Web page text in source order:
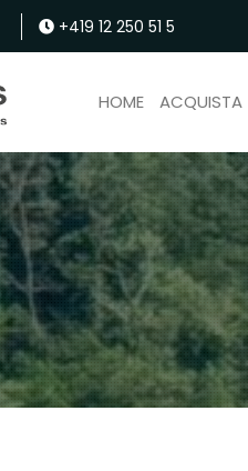
+419 12 250 51 5
HOME ACQUISTA